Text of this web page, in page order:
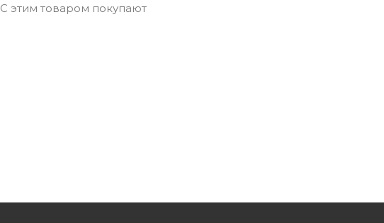
С этим товаром покупают